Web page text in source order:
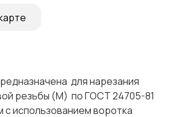
для нарезания
резьбы (М) по ГОСТ 24705-81
использованием воротка